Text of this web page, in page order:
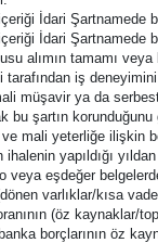
İdari Şartnamede
İdari Şartnamede
alımın tamamı
iş
müşavir ya da
bu şartın
mali yeterliğe ilişkin
yapıldığı
veya eşdeğer
varlıklar/kısa
(öz kaynaklar/
borçlarının öz